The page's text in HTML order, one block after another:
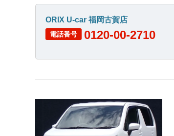
ORIX U-car 福岡古賀店
電話番号 0120-00-2710